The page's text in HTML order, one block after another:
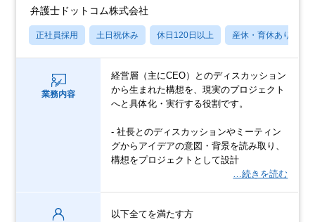
弁護士ドットコム株式会社
正社員採用 土日祝休み 休日120日以上 産休・育休あり
業務内容
経営層（主にCEO）とのディスカッション
から生まれた構想を、現実のプロジェクト
へと具体化・実行する役割です。
- 社長とのディスカッションやミーティン
グからアイデアの意図・背景を読み取り、
構想をプロジェクトとして設計
…続きを読む
以下全てを満たす方